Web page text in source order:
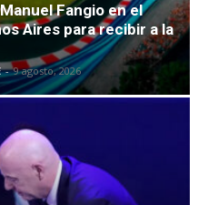
Fangio en el
Aires para recibir a la
- 9 agosto, 2026